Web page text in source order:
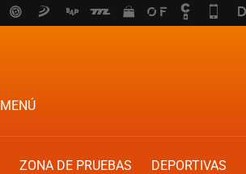
MENÚ
ZONA DE PRUEBAS DEPORTIVAS